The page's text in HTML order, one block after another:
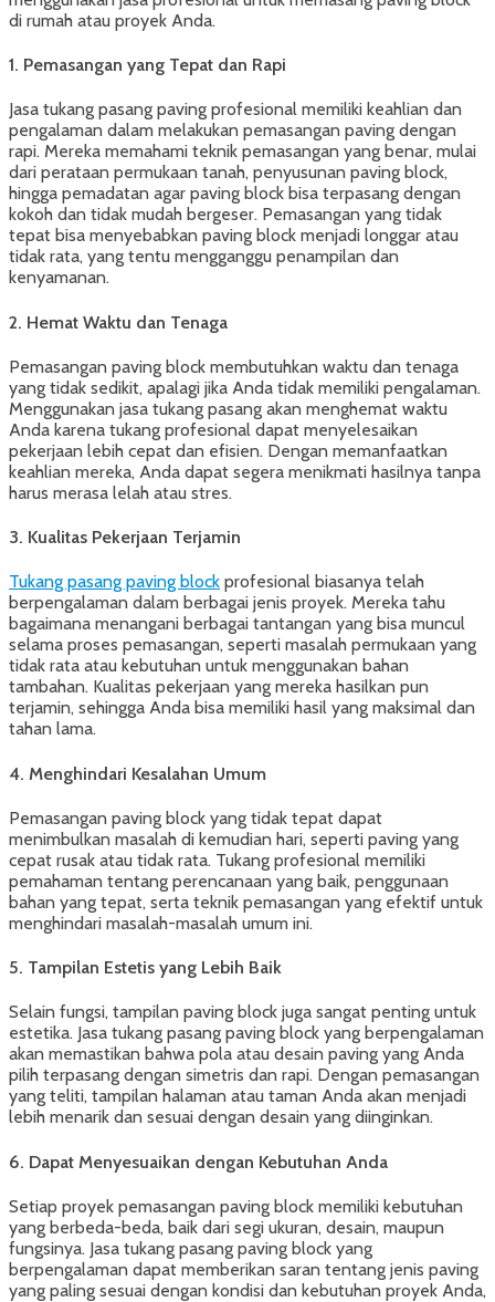
di rumah atau proyek Anda.
1. Pemasangan yang Tepat dan Rapi
Jasa tukang pasang paving profesional memiliki keahlian dan
pengalaman dalam melakukan pemasangan paving dengan
rapi. Mereka memahami teknik pemasangan yang benar, mulai
dari perataan permukaan tanah, penyusunan paving block,
hingga pemadatan agar paving block bisa terpasang dengan
kokoh dan tidak mudah bergeser. Pemasangan yang tidak
tepat bisa menyebabkan paving block menjadi longgar atau
tidak rata, yang tentu mengganggu penampilan dan
kenyamanan.
2. Hemat Waktu dan Tenaga
Pemasangan paving block membutuhkan waktu dan tenaga
yang tidak sedikit, apalagi jika Anda tidak memiliki pengalaman.
Menggunakan jasa tukang pasang akan menghemat waktu
Anda karena tukang profesional dapat menyelesaikan
pekerjaan lebih cepat dan efisien. Dengan memanfaatkan
keahlian mereka, Anda dapat segera menikmati hasilnya tanpa
harus merasa lelah atau stres.
3. Kualitas Pekerjaan Terjamin
Tukang pasang paving block profesional biasanya telah
berpengalaman dalam berbagai jenis proyek. Mereka tahu
bagaimana menangani berbagai tantangan yang bisa muncul
selama proses pemasangan, seperti masalah permukaan yang
tidak rata atau kebutuhan untuk menggunakan bahan
tambahan. Kualitas pekerjaan yang mereka hasilkan pun
terjamin, sehingga Anda bisa memiliki hasil yang maksimal dan
tahan lama.
4. Menghindari Kesalahan Umum
Pemasangan paving block yang tidak tepat dapat
menimbulkan masalah di kemudian hari, seperti paving yang
cepat rusak atau tidak rata. Tukang profesional memiliki
pemahaman tentang perencanaan yang baik, penggunaan
bahan yang tepat, serta teknik pemasangan yang efektif untuk
menghindari masalah-masalah umum ini.
5. Tampilan Estetis yang Lebih Baik
Selain fungsi, tampilan paving block juga sangat penting untuk
estetika. Jasa tukang pasang paving block yang berpengalaman
akan memastikan bahwa pola atau desain paving yang Anda
pilih terpasang dengan simetris dan rapi. Dengan pemasangan
yang teliti, tampilan halaman atau taman Anda akan menjadi
lebih menarik dan sesuai dengan desain yang diinginkan.
6. Dapat Menyesuaikan dengan Kebutuhan Anda
Setiap proyek pemasangan paving block memiliki kebutuhan
yang berbeda-beda, baik dari segi ukuran, desain, maupun
fungsinya. Jasa tukang pasang paving block yang
berpengalaman dapat memberikan saran tentang jenis paving
yang paling sesuai dengan kondisi dan kebutuhan proyek Anda,